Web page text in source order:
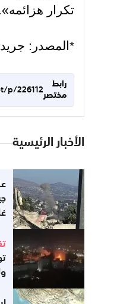
تكرار هزائمه».
*المصدر: جريدة
رابط
مختصر
p/226112
الأخبار الرئيسية